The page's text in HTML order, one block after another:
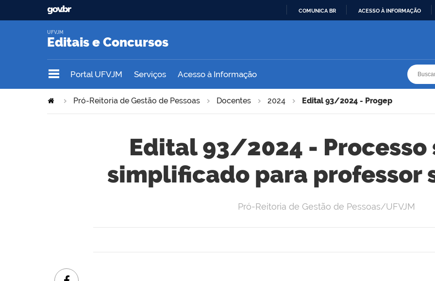
COMUNICA BR ACESSO À INFORMAÇÃO
Editais e Concursos
UFVJM
Portal UFVJM Serviços Acesso à Informação
Pró-Reitoria de Gestão de Pessoas Docentes 2024 Edital 93/2024 - Progep
Edital 93/2024 -
simplificado para professor
Pró-Reitoria de Gestão de Pessoas/UFVJM